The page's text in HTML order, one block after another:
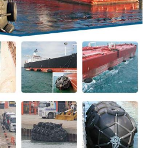
525 2,5 x 4,0
425 2,5 x 4,0
329 2,0 x 4,0
228 2,0 x 3,5